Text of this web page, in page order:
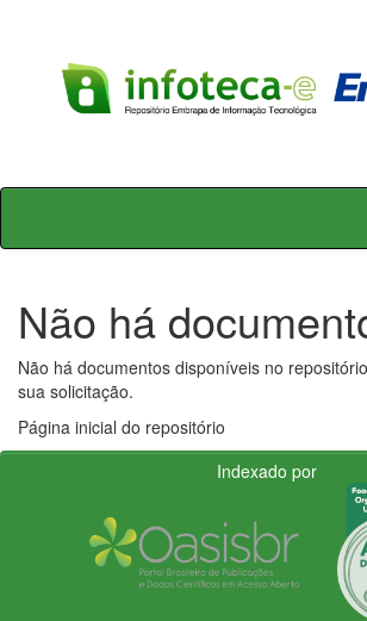
Skip
Não há
Não há documentos disponíveis no
sua solicitação.
Página inicial do repositório
Indexado por